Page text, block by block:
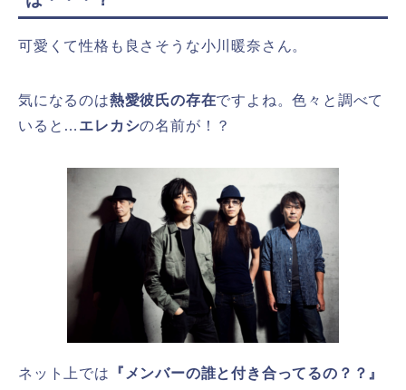
可愛くて性格も良さそうな小川暖奈さん。
気になるのは熱愛彼氏の存在ですよね。色々と調べて
いると… エレカシの名前が！？
ネット上では
『メンバーの誰と付き合ってるの？？』